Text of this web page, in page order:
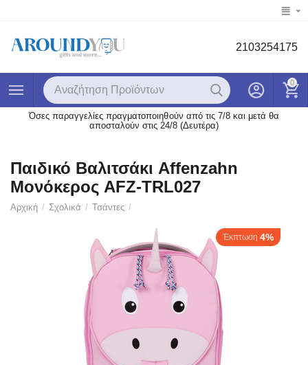
2103254175
0
Όσες παραγγελίες πραγματοποιηθούν από τις 7/8 και μετά θα
αποσταλούν στις 24/8 (Δευτέρα)
Παιδικό Βαλιτσάκι Affenzahn
Μονόκερος AFZ-TRL027
Αρχική / Σχολικά / Τσάντες /
Έκπτωση 4%